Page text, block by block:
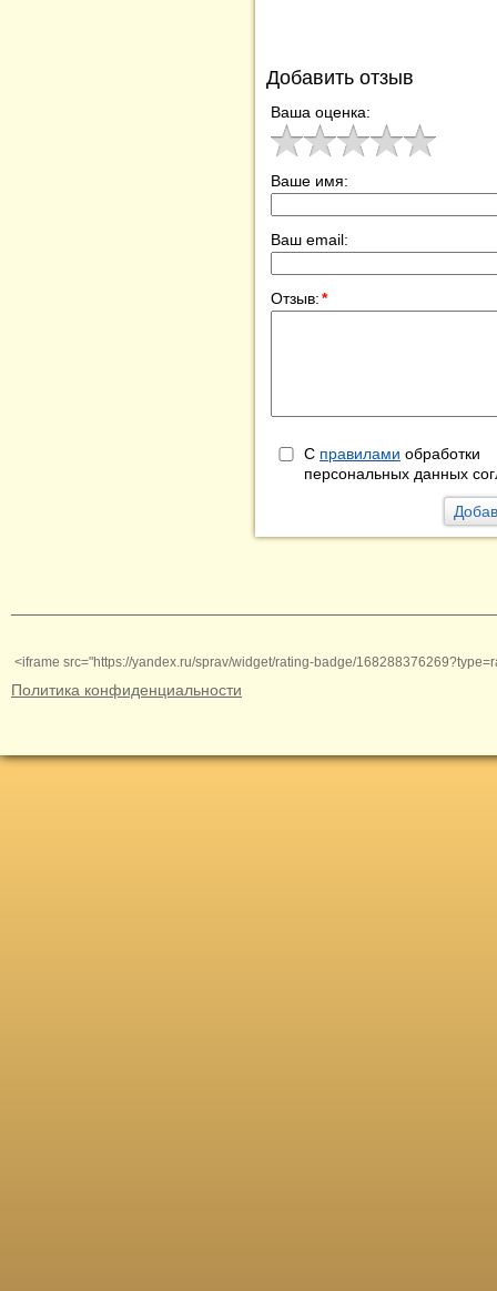
Добавить отзыв
Ваша оценка:
Ваше имя:
Ваш email:
Отзыв:*
С правилами обработки
персональных данных
<iframe src="https://yandex.ru/sprav/widget/rating-badge/
Политика конфиденциальности